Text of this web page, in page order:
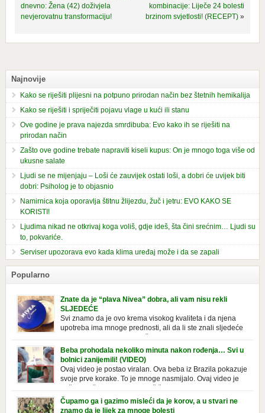
dnevno: Žena (42) doživjela
nevjerovatnu transformaciju!
kombinacije: Liječe 24 bolesti
brzinom svjetlosti! (RECEPT) »
Najnovije
Kako se riješiti plijesni na potpuno prirodan način bez štetnih hemikalija
Kako se riješiti i spriječiti pojavu vlage u kući ili stanu
Ove godine je prava najezda smrdibuba: Evo kako ih se riješiti na
prirodan način
Zašto ove godine trebate napraviti kiseli kupus: On je mnogo toga više od
ukusne salate
Ljudi se ne mijenjaju – Loši će zauvijek ostati loši, a dobri će uvijek biti
dobri: Psiholog je to objasnio
Namirnica koja oporavlja štitnu žlijezdu, žuč i jetru: EVO KAKO SE
KORISTI!
Ljudima nikad ne otkrivaj koga voliš, gdje ideš, šta čini srećnim… Ljudi su
to, pokvariće.
Serviser upozorava evo kada klima uređaj može i da se zapali
Popularno
Znate da je “plava Nivea” dobra, ali vam nisu rekli
SLJEDEĆE
Svi znamo da je ovo krema visokog kvaliteta i da njena
upotreba ima mnoge prednosti, ali da li ste znali sljedeće
o njoj. Nivea krema u klasičnoj, plavoj kutiji,
prepoznatljivog mirisa i jednostavne formule, jeste nezamenljiv inventar
u kupatilima i muškaraca i žena. Mnogi ljudi se ne odvajaju od nje, pa je
čak nose sa […]
Beba prohodala nekoliko minuta nakon rođenja… Svi u
bolnici zanijemili! (VIDEO)
Ovaj video je postao viralan. Ova beba iz Brazila pokazuje
svoje prve korake. To je mnoge nasmijalo. Ovaj video je
novorođenih beba. Video je snimila babica, pregledalo ga je preko 80
miliona ljudi. Ove babice su ostale u čudu nakon što su vidjeli kako
Čupamo ga i gazimo misleći da je korov, a u stvari ne
znamo da je lijek za mnoge bolesti